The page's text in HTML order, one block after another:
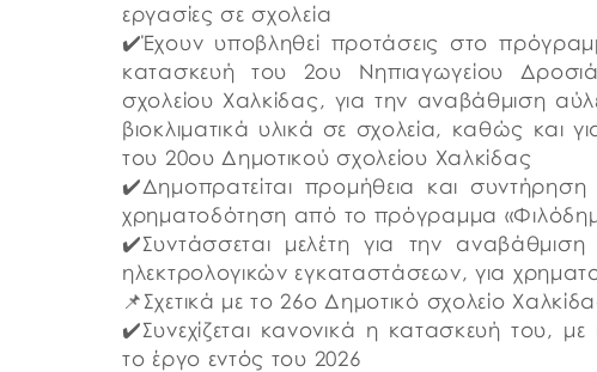
εργασίες σε σχολεία
✔️Έχουν υποβληθεί προτάσεις στο
κατασκευή του 2ου Νηπιαγωγείου
σχολείου Χαλκίδας, για την αναβάθμιση
βιοκλιματικά υλικά σε σχολεία, καθώς και
του 20ου Δημοτικού σχολείου Χαλκίδας
✔️Δημοπρατείται προμήθεια και
χρηματοδότηση από το πρόγραμμα
✔️Συντάσσεται μελέτη για την
ηλεκτρολογικών εγκαταστάσεων, για
📌Σχετικά με το 26ο Δημοτικό σχολείο
✔️Συνεχίζεται κανονικά η κατασκευή του,
το έργο εντός του 2026